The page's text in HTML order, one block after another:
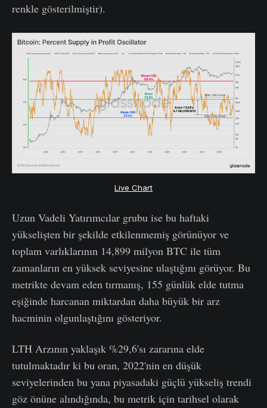
renkle gösterilmiştir).
Live Chart
Uzun Vadeli Yatırımcılar grubu ise bu haftaki
yükselişten bir şekilde etkilenmemiş görünüyor ve
toplam varlıklarının 14,899 milyon BTC ile tüm
zamanların en yüksek seviyesine ulaştığını görüyor. Bu
metrikte devam eden tırmanış, 155 günlük elde tutma
eşiğinde harcanan miktardan daha büyük bir arz
hacminin olgunlaştığını gösteriyor.
LTH Arzının yaklaşık %29,6'sı zararına elde
tutulmaktadır ki bu oran, 2022'nin en düşük
seviyelerinden bu yana piyasadaki güçlü yükseliş trendi
göz önüne alındığında, bu metrik için tarihsel olarak